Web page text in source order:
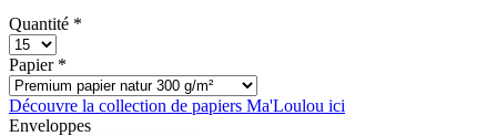
Quantité *
Papier *
Découvre la collection de papiers Ma'Loulou ici
Enveloppes